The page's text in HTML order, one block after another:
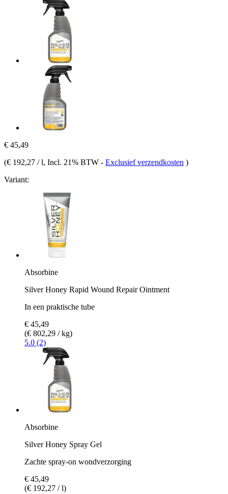
€ 45,49
(€ 192,27 / l, Incl. 21% BTW - Exclusief verzendkosten )
Variant:
Absorbine
Silver Honey Rapid Wound Repair Ointment
In een praktische tube
€ 45,49
(€ 802,29 / kg)
5.0 (2)
Absorbine
Silver Honey Spray Gel
Zachte spray-on wondverzorging
€ 45,49
(€ 192,27 / l)